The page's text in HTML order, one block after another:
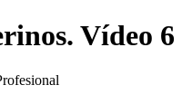
Vídeo 6